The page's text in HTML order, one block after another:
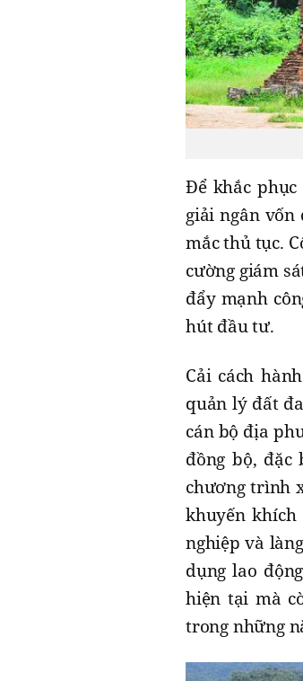
Để khắc
giải ngân vốn
mắc thủ tục.
cường giám
đẩy mạnh
hút đầu tư.
Cải cách
quản lý đất
cán bộ địa
đồng bộ,
chương trình
khuyến
nghiệp và
dụng lao
hiện tại mà
trong những